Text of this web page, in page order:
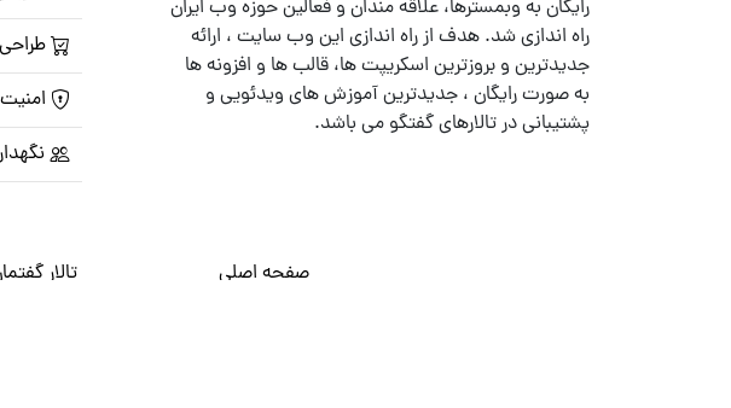
رایگان به وبمسترها، علاقه مندان و فعالین حوزه وب ایران
راه اندازی شد. هدف از راه اندازی این وب سایت ، ارائه
جدیدترین و بروزترین اسکریپت ها، قالب ها و افزونه ها
به صورت رایگان ، جدیدترین آموزش های ویدئویی و
پشتیبانی در تالارهای گفتگو می باشد.
صفحه اصلی تالار